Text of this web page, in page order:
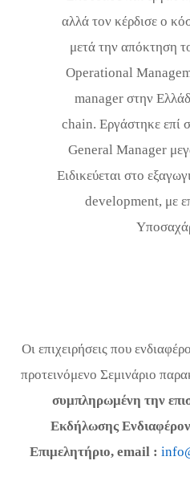
αλλά τον κέρδισε ο
μετά την απόκτηση
Operational
manager στην
chain. Εργάστηκε επί
General Manager
Ειδικεύεται στο
development, με
Οι επιχειρήσεις που
προτεινόμενο Σεμινάριο
συμπληρωμένη την
Εκδήλωσης
Επιμελητήριο, email : info